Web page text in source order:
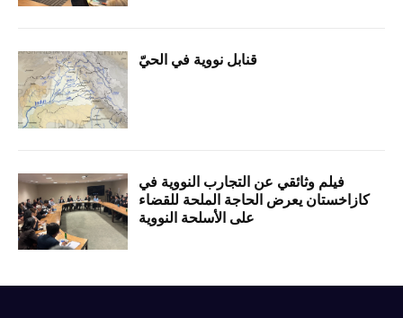
قنابل نووية في الحيّ
فيلم وثائقي عن التجارب النووية في
كازاخستان يعرض الحاجة الملحة للقضاء
على الأسلحة النووية